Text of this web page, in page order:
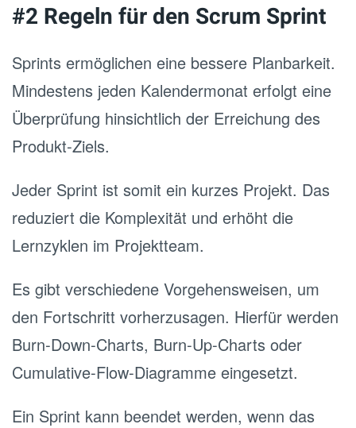
#2 Regeln für den Scrum Sprint
Sprints ermöglichen eine bessere Planbarkeit.
Mindestens jeden Kalendermonat erfolgt eine
Überprüfung hinsichtlich der Erreichung des
Produkt‐Ziels.
Jeder Sprint ist somit ein kurzes Projekt. Das
reduziert die Komplexität und erhöht die
Lernzyklen im Projektteam.
Es gibt verschiedene Vorgehensweisen, um
den Fortschritt vorherzusagen. Hierfür werden
Burn‐Down‐Charts, Burn‐Up‐Charts oder
Cumulative‐Flow‐Diagramme eingesetzt.
Ein Sprint kann beendet werden, wenn das